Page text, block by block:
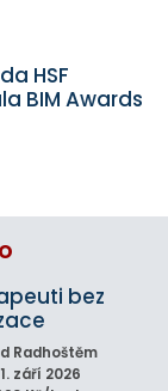
HSF
BIM Awards
bez
Radhoštěm
září 2026